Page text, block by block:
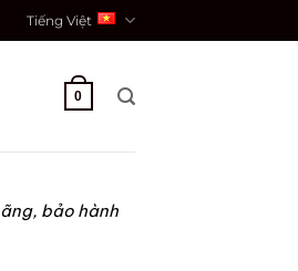
Tiếng Việt
0
bảo hành